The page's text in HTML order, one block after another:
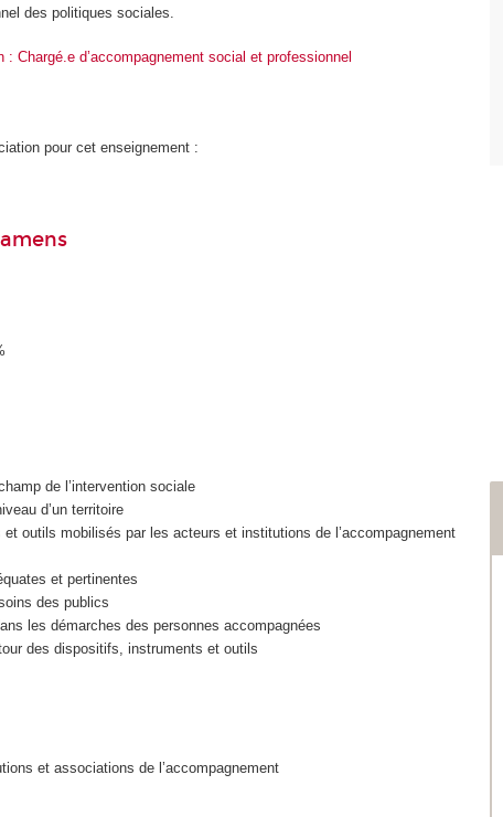
des politiques sociales.
Chargé.e d’accompagnement social et professionnel
pour cet enseignement :
de l’intervention sociale
d’un territoire
outils mobilisés par les acteurs et institutions de l’accompagnement
et pertinentes
des publics
les démarches des personnes accompagnées
des dispositifs, instruments et outils
et associations de l’accompagnement